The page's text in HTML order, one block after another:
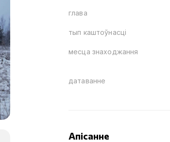
глава
тып каштоўнасці
месца знаходжання
датаванне
Апісанне